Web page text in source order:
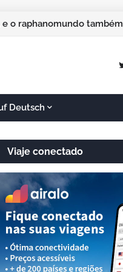
e o raphanomundo também
Deutsch
Viaje conectado